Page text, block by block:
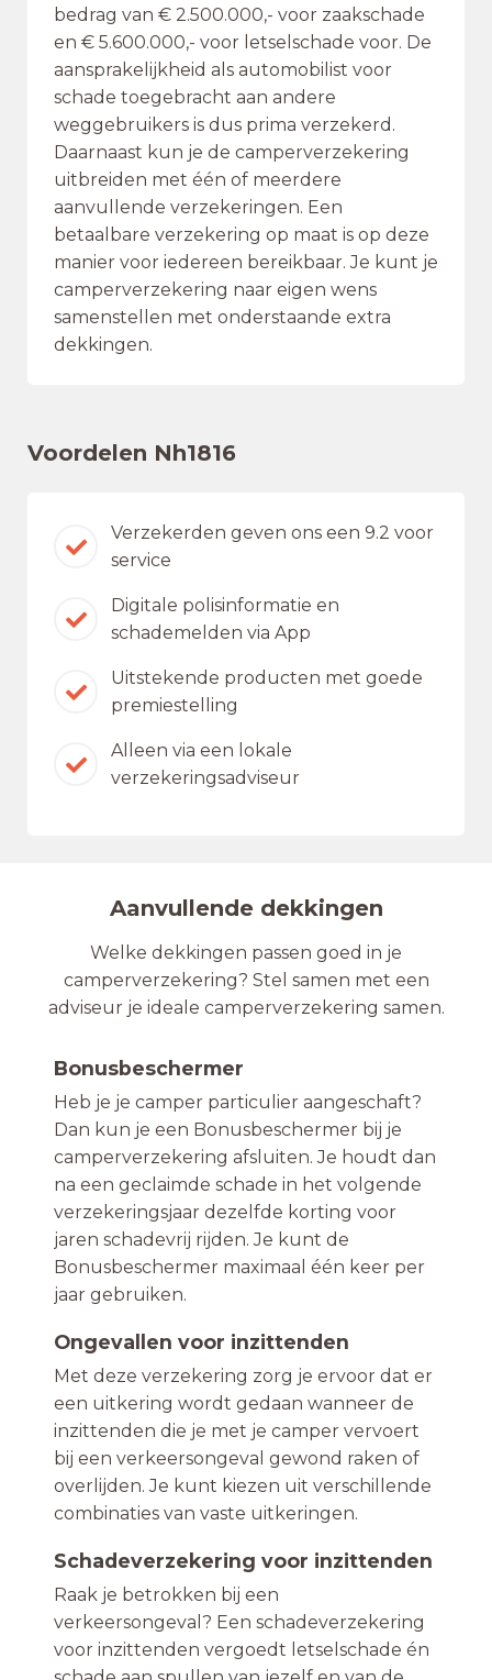
bedrag van € 2.500.000,- voor zaakschade
en € 5.600.000,- voor letselschade voor. De
aansprakelijkheid als automobilist voor
schade toegebracht aan andere
weggebruikers is dus prima verzekerd.
Daarnaast kun je de camperverzekering
uitbreiden met één of meerdere
aanvullende verzekeringen. Een
betaalbare verzekering op maat is op deze
manier voor iedereen bereikbaar. Je kunt je
camperverzekering naar eigen wens
samenstellen met onderstaande extra
dekkingen.
Voordelen Nh1816
Verzekerden geven ons een 9.2 voor
service
Digitale polisinformatie en
schademelden via App
Uitstekende producten met goede
premiestelling
Alleen via een lokale
verzekeringsadviseur
Aanvullende dekkingen
Welke dekkingen passen goed in je
camperverzekering? Stel samen met een
adviseur je ideale camperverzekering samen.
Bonusbeschermer
Heb je je camper particulier aangeschaft?
Dan kun je een Bonusbeschermer bij je
camperverzekering afsluiten. Je houdt dan
na een geclaimde schade in het volgende
verzekeringsjaar dezelfde korting voor
jaren schadevrij rijden. Je kunt de
Bonusbeschermer maximaal één keer per
jaar gebruiken.
Ongevallen voor inzittenden
Met deze verzekering zorg je ervoor dat er
een uitkering wordt gedaan wanneer de
inzittenden die je met je camper vervoert
bij een verkeersongeval gewond raken of
overlijden. Je kunt kiezen uit verschillende
combinaties van vaste uitkeringen.
Schadeverzekering voor inzittenden
Raak je betrokken bij een
verkeersongeval? Een schadeverzekering
voor inzittenden vergoedt letselschade én